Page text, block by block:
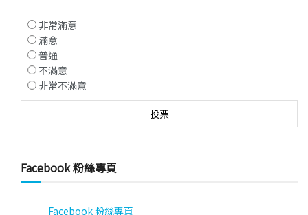
非常滿意
滿意
普通
不滿意
非常不滿意
Facebook 粉絲專頁
Facebook 粉絲專頁